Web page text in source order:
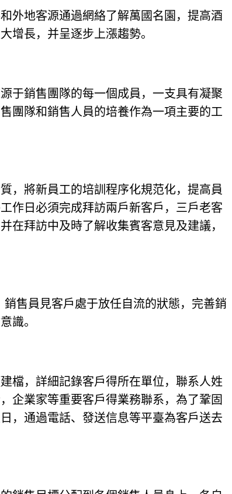
外地客源通過網絡了解萬國名園，提高酒
增長，并呈逐步上漲趨勢。
于銷售團隊的每一個成員，一支具有凝聚
團隊和銷售人員的培養作為一項主要的工
，將新員工的培訓程序化規范化，提高員
作日必須完成拜訪兩戶新客戶，三戶老客
在拜訪中及時了解收集賓客意見及建議，
售員見客戶處于放任自流的狀態，完善銷
識。
檔，詳細記錄客戶得所在單位，聯系人姓
企業家等重要客戶得業務聯系，為了鞏固
，通過電話、發送信息等平臺為客戶送去